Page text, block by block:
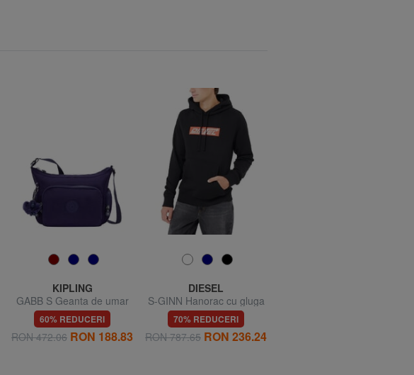
KIPLING
GABB S Geanta de umar
60% REDUCERI
RON 472.06 RON 188.83
DIESEL
S-GINN Hanorac cu gluga
70% REDUCERI
RON 787.65 RON 236.24